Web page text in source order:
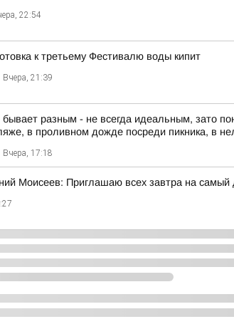
22:54
к третьему Фестивалю воды кипит
Вчера, 21:39
бывает разным - не всегда идеальным, зато
в проливном дожде посреди пикника, в
Вчера, 17:18
Моисеев: Приглашаю всех завтра на